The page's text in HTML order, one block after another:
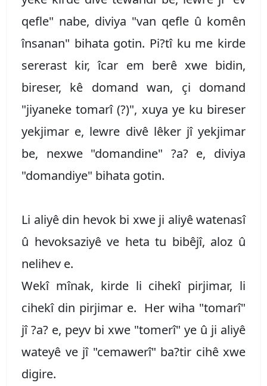
qefle" nabe, diviya "van qefle û komên
însanan" bihata gotin. Pi?tî ku me kirde
sererast kir, îcar em berê xwe bidin,
bireser, kê domand wan, çi domand
"jiyaneke tomarî (?)", xuya ye ku bireser
yekjimar e, lewre divê lêker jî yekjimar
be, nexwe "domandine" ?a? e, diviya
"domandiye" bihata gotin.
Li aliyê din hevok bi xwe ji aliyê watenasî
û hevoksaziyê ve heta tu bibêjî, aloz û
nelihev e.
Wekî mînak, kirde li cihekî pirjimar, li
cihekî din pirjimar e. Her wiha "tomarî"
jî ?a? e, peyv bi xwe "tomerî" ye û ji aliyê
wateyê ve jî "cemawerî" ba?tir cihê xwe
digire.